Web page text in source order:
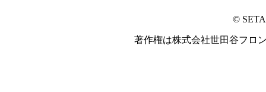
©
著作権は株式会社世田谷フロ